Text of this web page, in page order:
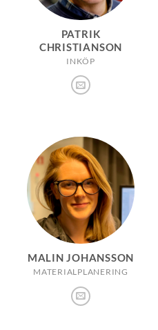
PATRIK
CHRISTIANSON
INKÖP
MALIN JOHANSSON
MATERIALPLANERING